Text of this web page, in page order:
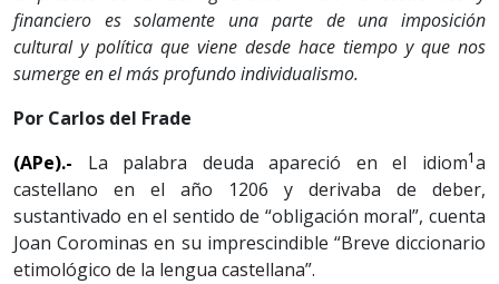
financiero es solamente una parte de una imposición
cultural y política que viene desde hace tiempo y que nos
sumerge en el más profundo individualismo.
Por Carlos del Frade
(APe).-
La palabra deuda apareció en el idiom1a
castellano en el año 1206 y derivaba de deber,
sustantivado en el sentido de “obligación moral”, cuenta
Joan Corominas en su imprescindible “Breve diccionario
etimológico de la lengua castellana”.